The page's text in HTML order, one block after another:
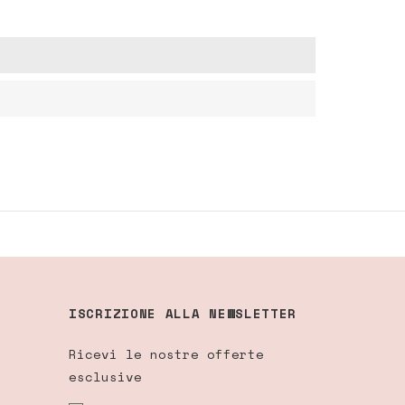
ISCRIZIONE ALLA NEWSLETTER
Ricevi le nostre offerte
esclusive